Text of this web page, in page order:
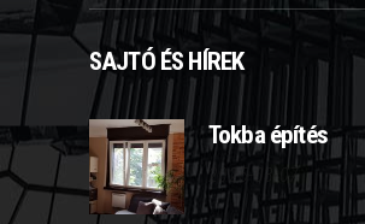
SAJTÓ ÉS HÍREK
Tokba építés
2025-03-07